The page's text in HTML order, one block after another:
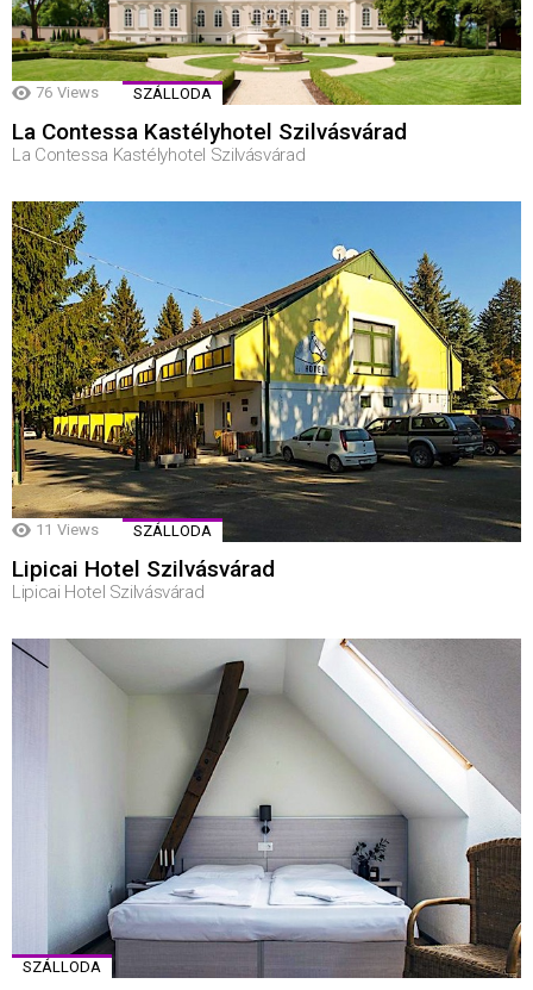
76 Views SZÁLLODA
La Contessa Kastélyhotel Szilvásvárad
La Contessa Kastélyhotel Szilvásvárad
11 Views SZÁLLODA
Lipicai Hotel Szilvásvárad
Lipicai Hotel Szilvásvárad
SZÁLLODA